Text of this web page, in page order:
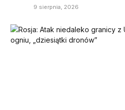
9 sierpnia, 2026